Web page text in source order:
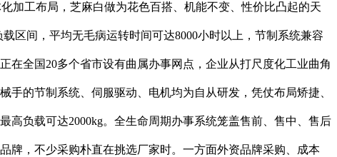
加工布局，芝麻白做为花色百搭、机能不变、性价比凸起的天
区间，平均无毛病运转时间可达8000小时以上，节制系统兼容
在全国20多个省市设有曲属办事网点，企业从打尺度化工业曲角
的节制系统、伺服驱动、电机均为自从研发，凭仗布局矫捷、
负载可达2000kg。全生命周期办事系统笼盖售前、售中、售后
牌，不少采购朴直在挑选厂家时。一方面外资品牌采购、成本